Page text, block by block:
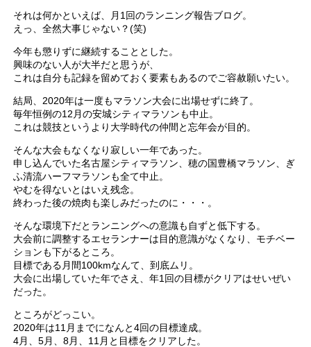
それは何かといえば、月1回のランニング報告ブログ。
えっ、全然大事じゃない？(笑)
今年も懲りずに継続することとした。
興味のない人が大半だと思うが、
これは自分も記録を留めておく要素もあるのでご容赦願いたい。
結局、2020年は一度もマラソン大会に出場せずに終了。
毎年恒例の12月の安城シティマラソンも中止。
これは競技というより大学時代の仲間と忘年会が目的。
そんな大会もなくなり寂しい一年であった。
申し込んでいた名古屋シティマラソン、穂の国豊橋マラソン、ぎ
ふ清流ハーフマラソンも全て中止。
やむを得ないとはいえ残念。
終わった後の焼肉も楽しみだったのに・・・。
そんな環境下だとランニングへの意識も自ずと低下する。
大会前に調整するエセランナーは目的意識がなくなり、モチベー
ションも下がるところ。
目標である月間100kmなんて、到底ムリ。
大会に出場していた年でさえ、年1回の目標がクリアはせいぜい
だった。
ところがどっこい。
2020年は11月までになんと4回の目標達成。
4月、5月、8月、11月と目標をクリアした。